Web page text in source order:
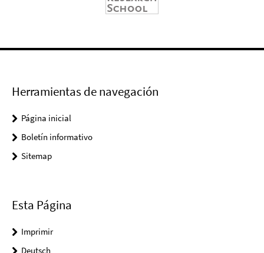
Herramientas de navegación
Página inicial
Boletín informativo
Sitemap
Esta Página
Imprimir
Deutsch